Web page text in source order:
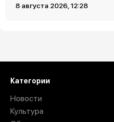
8 августа 2026, 12:28
Категории
Новости
Культура